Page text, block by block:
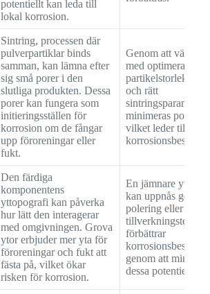
potentiellt kan leda till
lokal korrosion.
Sintring, processen där
pulverpartiklar binds
samman, kan lämna efter
sig små porer i den
slutliga produkten. Dessa
porer kan fungera som
initieringsställen för
korrosion om de fångar
upp föroreningar eller
fukt.
Genom att välja
med optimerad
och rätt
sintringsparametrar
minimeras
vilket leder till
Den färdiga
komponentens
yttopografi kan påverka
hur lätt den interagerar
med omgivningen. Grova
ytor erbjuder mer yta för
föroreningar och fukt att
fästa på, vilket ökar
risken för korrosion.
En jämnare
kan uppnås genom
polering eller
förbättrar
genom att
dessa potentiella